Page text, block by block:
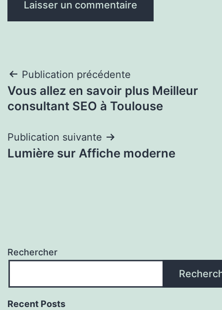
Navigation
de
Publication précédente
Vous allez en savoir plus Meilleur
consultant SEO à Toulouse
Publication suivante
Lumière sur Affiche moderne
Rechercher
Recent Posts